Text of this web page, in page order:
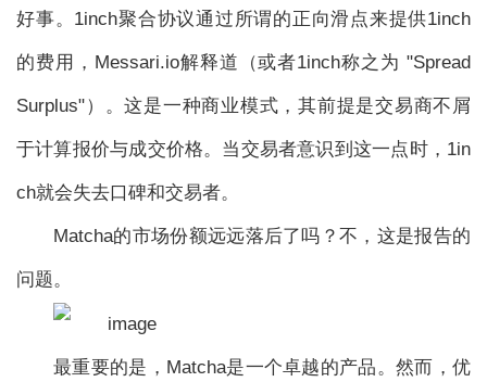
好事。1inch聚合协议通过所谓的正向滑点来提供1inch
的费用，Messari.io解释道（或者1inch称之为 "Spread
Surplus"）。这是一种商业模式，其前提是交易商不屑
于计算报价与成交价格。当交易者意识到这一点时，1in
ch就会失去口碑和交易者。
Matcha的市场份额远远落后了吗？不，这是报告的
问题。
最重要的是，Matcha是一个卓越的产品。然而，优